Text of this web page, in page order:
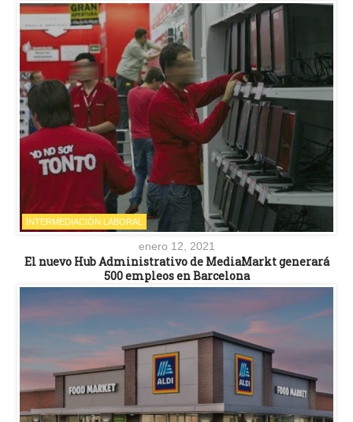
INTERMEDIACIÓN LABORAL
enero 12, 2021
El nuevo Hub Administrativo de MediaMarkt generará
500 empleos en Barcelona